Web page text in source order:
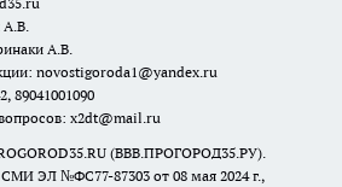
А.В.
А.В.
novostigoroda1@yandex.ru
89041001090
x2dt@mail.ru
(ВВВ.ПРОГОРОД35.РУ).
ЭЛ №ФС77-87303 от 08 мая 2024 г.,